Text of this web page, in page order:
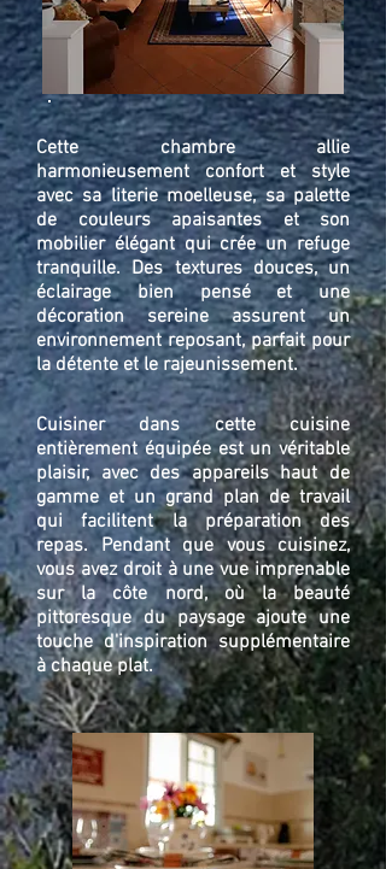
Cette chambre allie
harmonieusement confort et style
avec sa literie moelleuse, sa palette
de couleurs apaisantes et son
mobilier élégant qui crée un refuge
tranquille. Des textures douces, un
éclairage bien pensé et une
décoration sereine assurent un
environnement reposant, parfait pour
la détente et le rajeunissement.
Cuisiner dans cette cuisine
entièrement équipée est un véritable
plaisir, avec des appareils haut de
gamme et un grand plan de travail
qui facilitent la préparation des
repas. Pendant que vous cuisinez,
vous avez droit à une vue imprenable
sur la côte nord, où la beauté
pittoresque du paysage ajoute une
touche d'inspiration supplémentaire
à chaque plat.